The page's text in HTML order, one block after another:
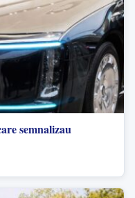
semnalizau